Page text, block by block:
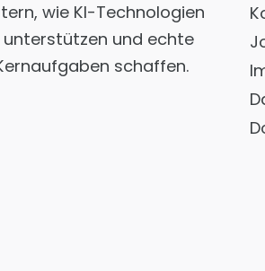
wie KI-Technologien
unterstützen und echte
schaffen.